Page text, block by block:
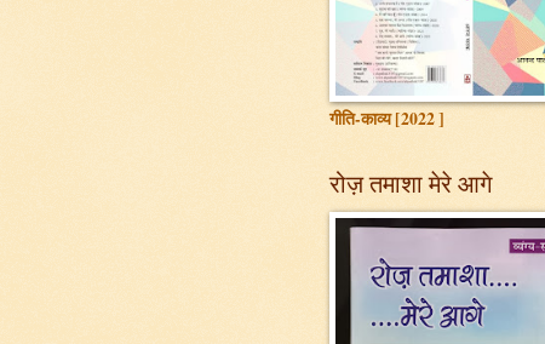
गीति-काव्य [2022 ]
रोज़ तमाशा मेरे आगे